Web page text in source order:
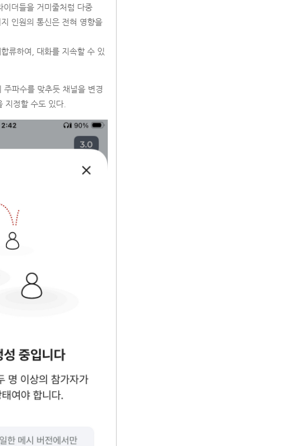
더들을 거미줄처럼 다중
인원의 통신은 전혀 영향을
류하여, 대화를 지속할 수 있
파수를 맞추듯 채널을 변경
지정할 수도 있다.